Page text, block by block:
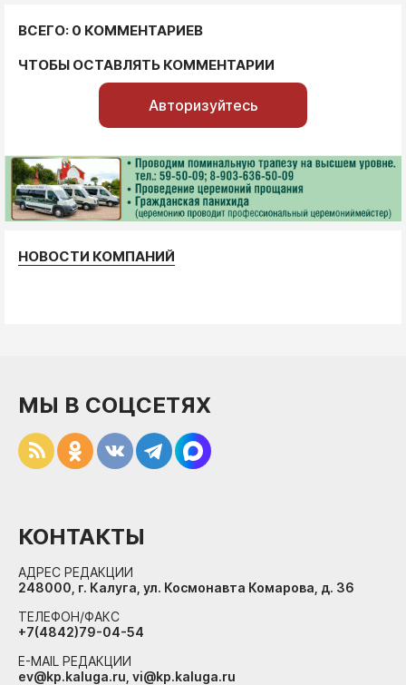
ВСЕГО: 0 КОММЕНТАРИЕВ
ЧТОБЫ ОСТАВЛЯТЬ КОММЕНТАРИИ
Авторизуйтесь
НОВОСТИ КОМПАНИЙ
МЫ В СОЦСЕТЯХ
КОНТАКТЫ
АДРЕС РЕДАКЦИИ
248000, г. Калуга, ул. Космонавта Комарова, д. 36
ТЕЛЕФОН/ФАКС
+7(4842)79-04-54
E-MAIL РЕДАКЦИИ
ev@kp.kaluga.ru, vi@kp.kaluga.ru